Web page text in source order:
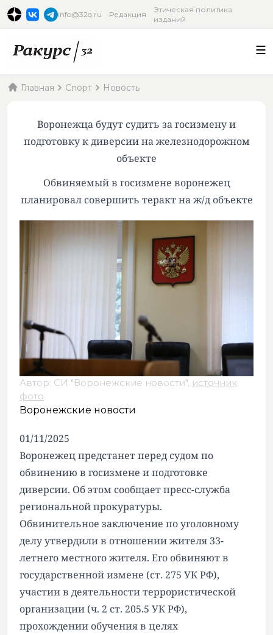
info@32q.ru Редакция
Этическая политика
изданий
Главная Спорт Новость
Воронежца будут судить за госизмену и
подготовку к диверсии на железнодорожном
объекте
Обвиняемый в госизмене воронежец
планировал совершить теракт на ж/д объекте
Автор: СИ "Воронежские новости", источник
фото.
Воронежские новости
01/11/2025
Воронежец предстанет перед судом по
обвинению в госизмене и подготовке
диверсии. Об этом сообщает пресс-служба
региональной прокуратуры.
Обвинительное заключение по уголовному
делу утвердили в отношении жителя 33-
летнего местного жителя. Его обвиняют в
государственной измене (ст. 275 УК РФ),
участии в деятельности террористической
организации (ч. 2 ст. 205.5 УК РФ),
прохождении обучения в целях